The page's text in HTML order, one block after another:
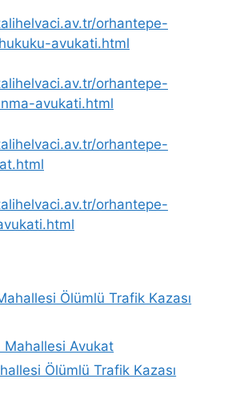
orhantepe-
avukati.html
orhantepe-
avukati.html
orhantepe-
orhantepe-
Ölümlü Trafik Kazası
Mahallesi Avukat
Ölümlü Trafik Kazası